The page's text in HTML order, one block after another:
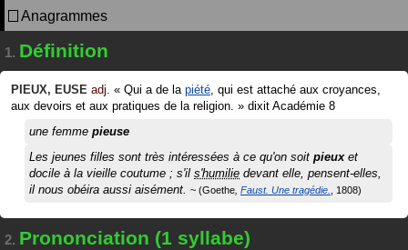
Anagrammes
1. Définition
PIEUX, EUSE adj. « Qui a de la piété, qui est attaché aux croyances,
aux devoirs et aux pratiques de la religion. » dixit Académie 8
une femme pieuse
Les jeunes filles sont très intéressées à ce qu'on soit pieuxet
docile à la vieille coutume ; s'il s'humilie devant elle, pensent-elles,
il nous obéira aussi aisément.
Goethe Faust. Une tragédie. 1808
2. Prononciation (1 syllabe)